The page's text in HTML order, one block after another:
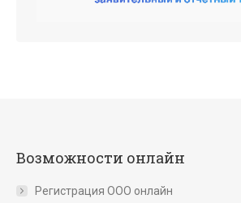
Возможности онлайн
Регистрация ООО онлайн